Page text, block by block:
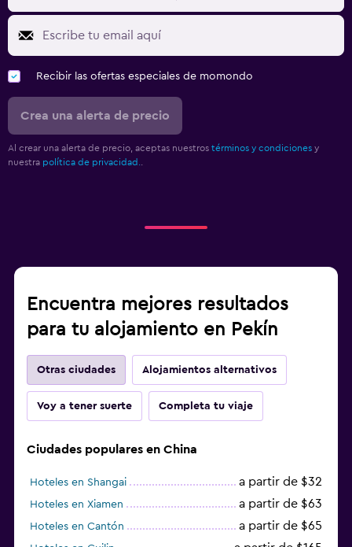
Recibir las ofertas especiales de momondo
Crea una alerta de precio
Al crear una alerta de precio, aceptas nuestros términos y condiciones y
nuestra política de privacidad.
Encuentra mejores resultados
para tu alojamiento en Pekín
Otras ciudades Alojamientos alternativos
Voy a tener suerte Completa tu viaje
Ciudades populares en China
Hoteles en Shangai a partir de $32
Hoteles en Xiamen a partir de $63
Hoteles en Cantón a partir de $65